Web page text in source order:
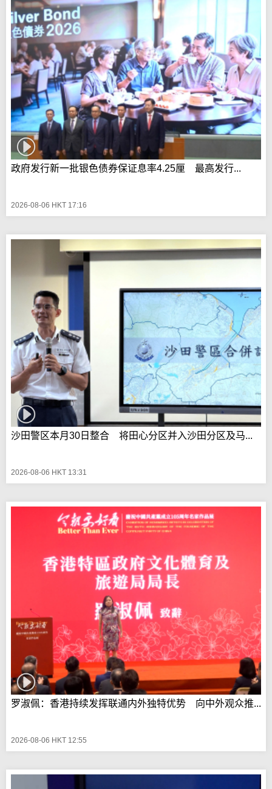
政府发行新一批银色债券保证息率4.25厘 最高发行...
2026-08-06 HKT 17:16
沙田警区本月30日整合 将田心分区并入沙田分区及马...
2026-08-06 HKT 13:31
罗淑佩：香港持续发挥联通内外独特优势 向中外观众推...
2026-08-06 HKT 12:55